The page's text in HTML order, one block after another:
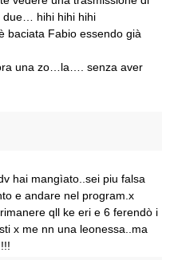
due… hihi hihi hihi
baciata Fabio essendo già
una zo…la…. senza aver
hai mangìato..sei piu falsa
e andare nel program.x
qll ke eri e 6 ferendò i
x me nn una leonessa..ma